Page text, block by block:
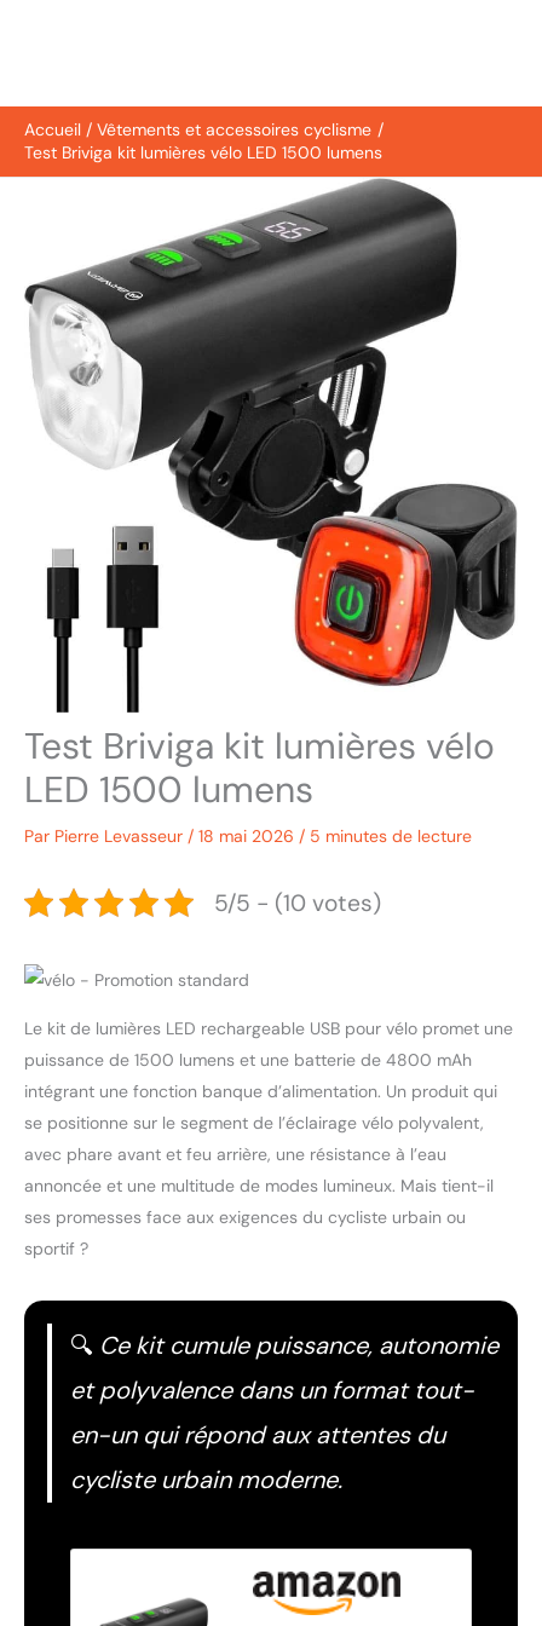
Accueil
Vêtements et accessoires cyclisme
Test Briviga kit lumières vélo LED 1500 lumens
Test Briviga kit lumières vélo
LED 1500 lumens
Par Pierre Levasseur / 18 mai 2026 / 5 minutes de lecture
5/5 - (10 votes)
Le kit de lumières LED rechargeable USB pour vélo promet une
puissance de 1500 lumens et une batterie de 4800 mAh
intégrant une fonction banque d’alimentation. Un produit qui
se positionne sur le segment de l’éclairage vélo polyvalent,
avec phare avant et feu arrière, une résistance à l’eau
annoncée et une multitude de modes lumineux. Mais tient-il
ses promesses face aux exigences du cycliste urbain ou
sportif ?
🔍 Ce kit cumule puissance, autonomie
et polyvalence dans un format tout-
en-un qui répond aux attentes du
cycliste urbain moderne.